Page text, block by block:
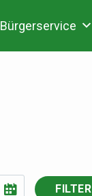
Bürgerservice
FILTER